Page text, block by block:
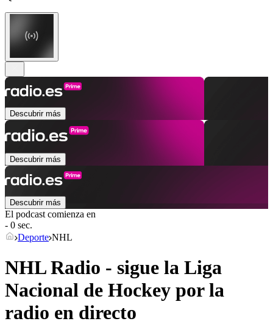
Descubrir más
Descubrir más
Descubrir más
El podcast comienza en
- 0 sec.
Deporte NHL
NHL Radio - sigue la Liga
Nacional de Hockey por la
radio en directo